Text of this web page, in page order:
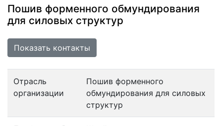
Пошив форменного обмундирования
для силовых структур
Показать контакты
Отрасль
организации
Пошив форменного
обмундирования для силовых
структур